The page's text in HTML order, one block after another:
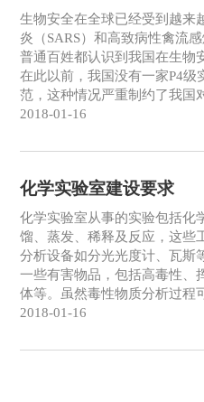
生物安全在全球已经受到越来
炎（SARS）和高致病性禽流
普通百姓都认识到我国在生物
在此以前，我国没有一家P4级
范，这种情况严重制约了我国
2018-01-16
化学实验室建设要求
化学实验室从事的实验包括化
馏、蒸发、稀释及反应，这些
分析设备如分光光度计、瓦斯
一些有害物品，包括高毒性、
体等。虽然毒性物质分析过程
2018-01-16